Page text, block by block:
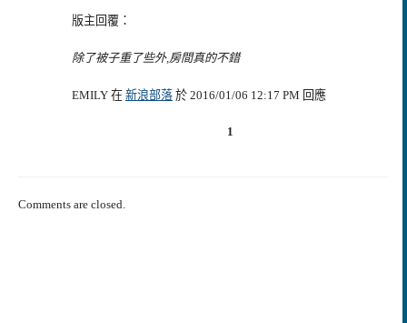
版主回覆：
除了被子重了些外,房間真的不錯
EMILY 在 新浪部落 於 2016/01/06 12:17 PM 回應
1
Comments are closed.